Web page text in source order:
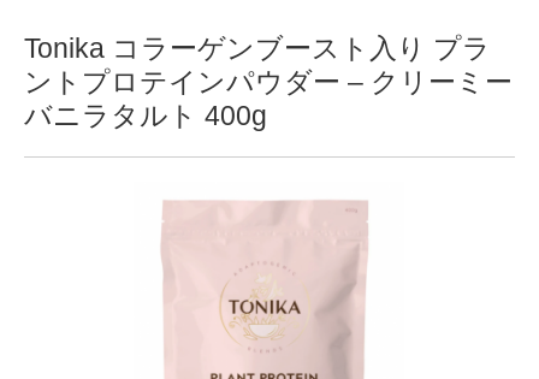
Tonika コラーゲンブースト入り プラ
ントプロテインパウダー – クリーミー
バニラタルト 400g